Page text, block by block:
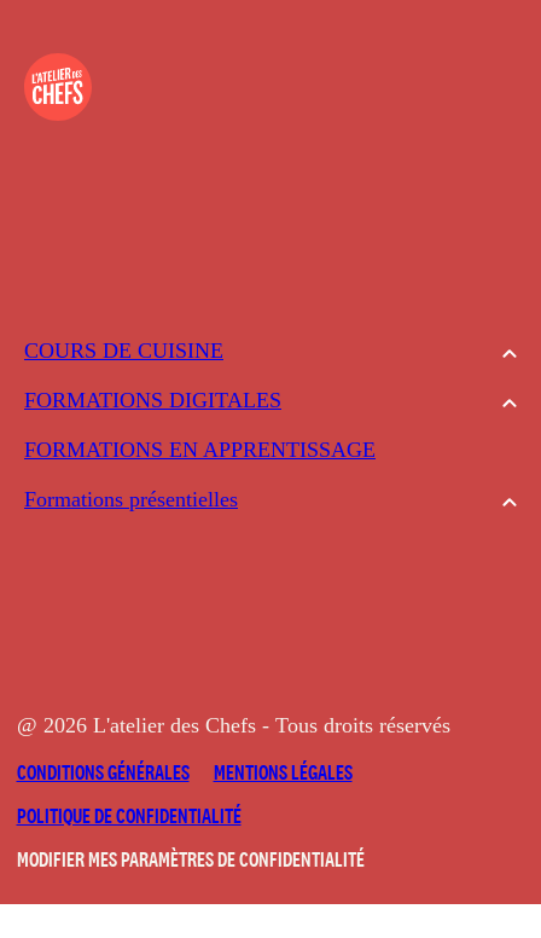
COURS DE CUISINE
FORMATIONS DIGITALES
FORMATIONS EN APPRENTISSAGE
Formations présentielles
@ 2026 L'atelier des Chefs - Tous droits réservés
CONDITIONS GÉNÉRALES
MENTIONS LÉGALES
POLITIQUE DE CONFIDENTIALITÉ
MODIFIER MES PARAMÈTRES DE CONFIDENTIALITÉ